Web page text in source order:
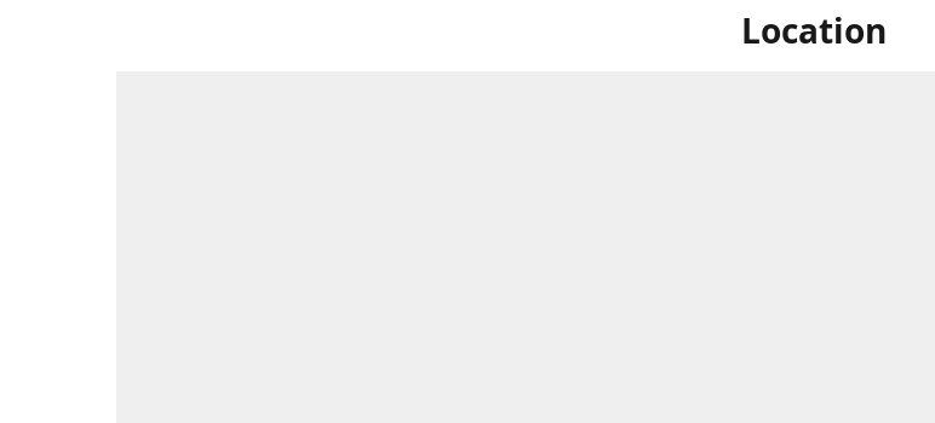
Location